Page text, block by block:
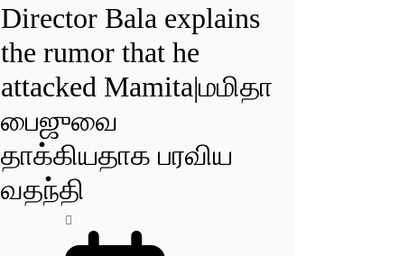
Director Bala explains
the rumor that he
attacked Mamita|மமிதா
பைஜுவை
தாக்கியதாக பரவிய
வதந்தி